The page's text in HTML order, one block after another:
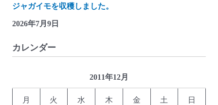
キ
ッ
ロ
箱)
ジャガイモを収穫しました。
2026年7月9日
カレンダー
2011年12月
月 火 水 木 金 土 日